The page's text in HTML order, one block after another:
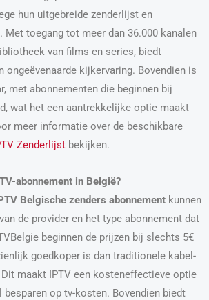
hun uitgebreide zenderlijst en
Met toegang tot meer dan 36.000 kanalen
van films en series, biedt
ongeëvenaarde kijkervaring. Bovendien is
met abonnementen die beginnen bij
wat het een aantrekkelijke optie maakt
meer informatie over de beschikbare
Zenderlijst bekijken.
abonnement in België?
Belgische zenders abonnement kunnen
de provider en het type abonnement dat
beginnen de prijzen bij slechts 5€
goedkoper is dan traditionele kabel-
maakt IPTV een kosteneffectieve optie
op tv-kosten. Bovendien biedt